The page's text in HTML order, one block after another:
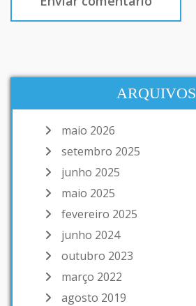
ARQUIVOS
maio 2026
setembro 2025
junho 2025
maio 2025
fevereiro 2025
junho 2024
outubro 2023
março 2022
agosto 2019